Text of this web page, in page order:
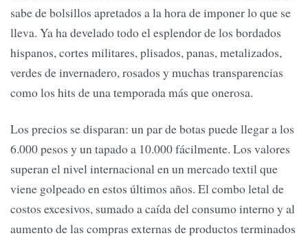
sabe de bolsillos apretados a la hora de imponer lo que se
lleva. Ya ha develado todo el esplendor de los bordados
hispanos, cortes militares, plisados, panas, metalizados,
verdes de invernadero, rosados y muchas transparencias
como los hits de una temporada más que onerosa.
Los precios se disparan: un par de botas puede llegar a los
6.000 pesos y un tapado a 10.000 fácilmente. Los valores
superan el nivel internacional en un mercado textil que
viene golpeado en estos últimos años. El combo letal de
costos excesivos, sumado a caída del consumo interno y al
aumento de las compras externas de productos terminados